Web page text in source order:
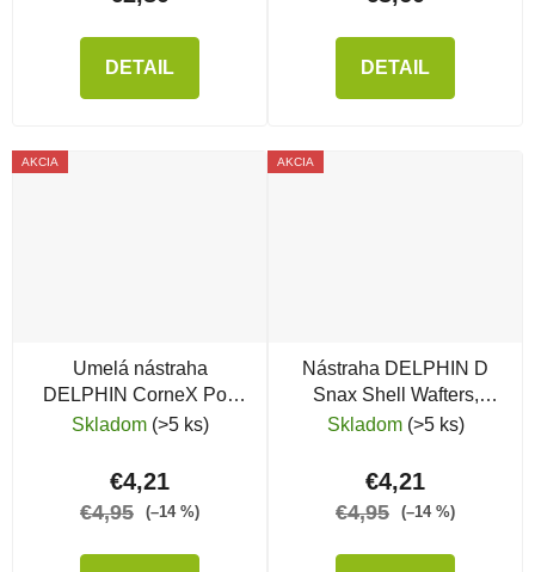
DETAIL DETAIL
AKCIA
Umelá nástraha
DELPHIN CorneX Pop
Up, 60 ks, Chobotnica
Skladom (>5 ks)
€4,21
€4,95 (–14 %)
AKCIA
Nástraha DELPHIN D
Snax Shell Wafters,
Mango - Broskyňa
Skladom (>5 ks)
€4,21
€4,95 (–14 %)